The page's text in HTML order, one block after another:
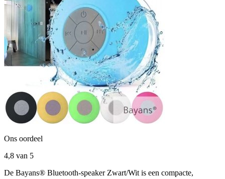
Ons oordeel
4,8 van 5
De Bayans® Bluetooth-speaker Zwart/Wit is een compacte,